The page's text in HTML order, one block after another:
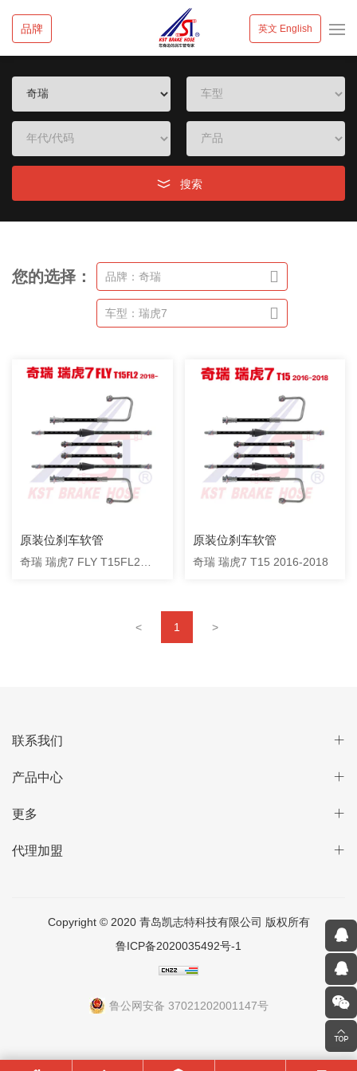
品牌 英文 English
搜索
您的选择： 品牌：奇瑞
车型：瑞虎7
原装位刹车软管
奇瑞 瑞虎7 FLY T15FL2
原装位刹车软管
奇瑞 瑞虎7 T15 2016-2018
< 1 >
联系我们
产品中心
更多
代理加盟
Copyright © 2020 青岛凯志特科技有限公司 版权所有
鲁ICP备2020035492号-1
鲁公网安备 37021202001147号